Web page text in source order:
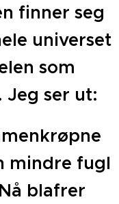
finner seg
universet
som
ser ut:
mindre fugl
blafrer